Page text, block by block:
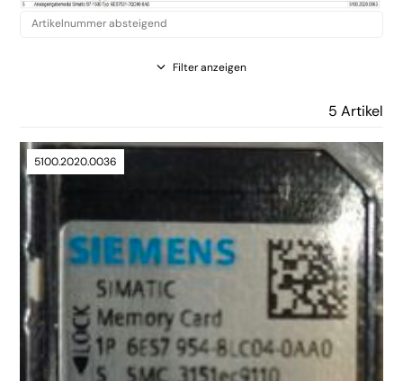
Filter anzeigen
5 Artikel
5100.2020.0036